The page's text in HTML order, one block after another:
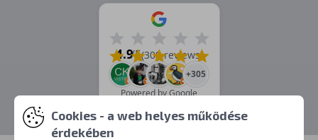
4.9/5(309 reviews)
+305
Powered by Google
Cookies - a web helyes működése
érdekében